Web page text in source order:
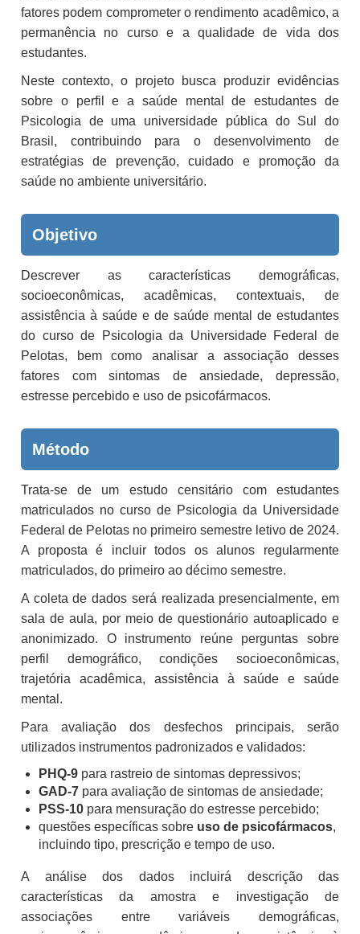
fatores podem comprometer o rendimento acadêmico, a
permanência no curso e a qualidade de vida dos
estudantes.
Neste contexto, o projeto busca produzir evidências
sobre o perfil e a saúde mental de estudantes de
Psicologia de uma universidade pública do Sul do
Brasil, contribuindo para o desenvolvimento de
estratégias de prevenção, cuidado e promoção da
saúde no ambiente universitário.
Objetivo
Descrever as características demográficas,
socioeconômicas, acadêmicas, contextuais, de
assistência à saúde e de saúde mental de estudantes
do curso de Psicologia da Universidade Federal de
Pelotas, bem como analisar a associação desses
fatores com sintomas de ansiedade, depressão,
estresse percebido e uso de psicofármacos.
Método
Trata-se de um estudo censitário com estudantes
matriculados no curso de Psicologia da Universidade
Federal de Pelotas no primeiro semestre letivo de 2024.
A proposta é incluir todos os alunos regularmente
matriculados, do primeiro ao décimo semestre.
A coleta de dados será realizada presencialmente, em
sala de aula, por meio de questionário autoaplicado e
anonimizado. O instrumento reúne perguntas sobre
perfil demográfico, condições socioeconômicas,
trajetória acadêmica, assistência à saúde e saúde
mental.
Para avaliação dos desfechos principais, serão
utilizados instrumentos padronizados e validados:
PHQ-9 para rastreio de sintomas depressivos;
GAD-7 para avaliação de sintomas de ansiedade;
PSS-10 para mensuração do estresse percebido;
questões específicas sobre uso de psicofármacos,
incluindo tipo, prescrição e tempo de uso.
A análise dos dados incluirá descrição das
características da amostra e investigação de
associações entre variáveis demográficas,